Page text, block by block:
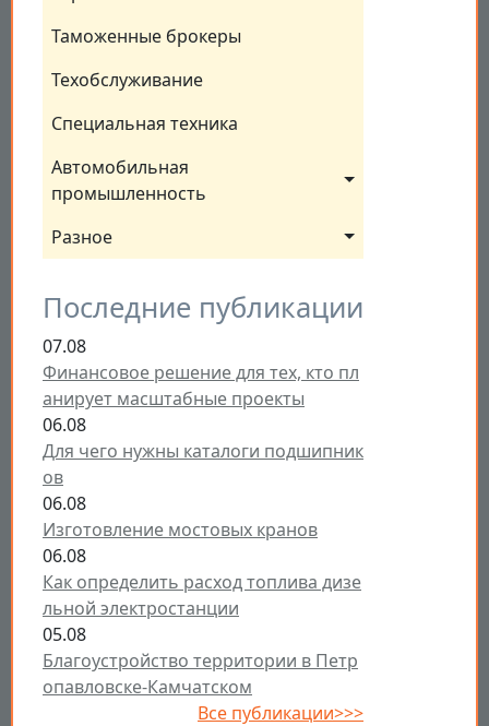
Таможенные брокеры
Техобслуживание
Специальная техника
Автомобильная
промышленность
Разное
Последние публикации
07.08
Финансовое решение для тех, кто пл
анирует масштабные проекты
06.08
Для чего нужны каталоги подшипник
ов
06.08
Изготовление мостовых кранов
06.08
Как определить расход топлива дизе
льной электростанции
05.08
Благоустройство территории в Петр
опавловске-Камчатском
Все публикации>>>